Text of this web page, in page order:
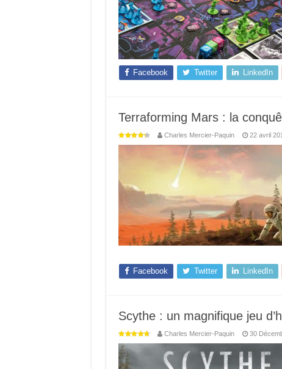
Facebook Twitter LinkedIn
Terraforming Mars : la
Charles Mercier-Paquin 22 avril
Facebook Twitter LinkedIn
Scythe : un magnifique jeu
Charles Mercier-Paquin 30